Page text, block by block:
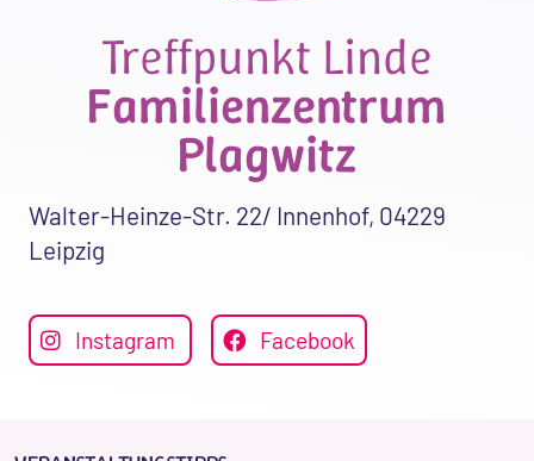
Treffpunkt Linde
Familienzentrum
Plagwitz
Walter-Heinze-Str. 22/ Innenhof, 04229
Leipzig
Instagram Facebook